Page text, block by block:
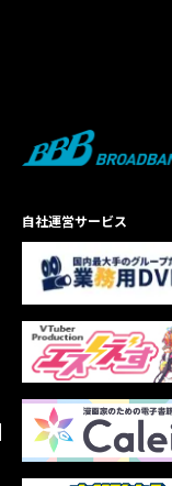
自社運営サービス